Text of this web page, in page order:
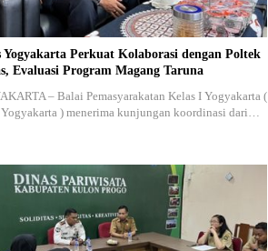
Yogyakarta Perkuat Kolaborasi dengan Poltek
Evaluasi Program Magang Taruna
– Balai Pemasyarakatan Kelas I Yogyakarta (
) menerima kunjungan koordinasi dari…